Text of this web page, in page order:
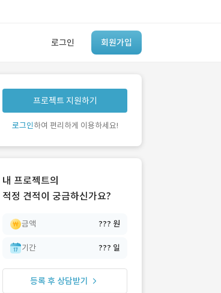
로그인 회원가입
유사사례 검색 AI
‘이런 거’ 만들어본
개발 회사 있어?
프로젝트 지원하기
로그인하여 편리하게 이용하세요!
내 프로젝트의
적정 견적이 궁금하신가요?
금액 ??? 원
기간 ??? 일
등록 후 상담받기